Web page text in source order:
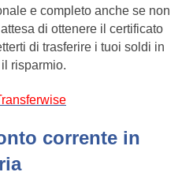
e completo anche se non
di ottenere il certificato
di trasferire i tuoi soldi in
risparmio.
corrente in